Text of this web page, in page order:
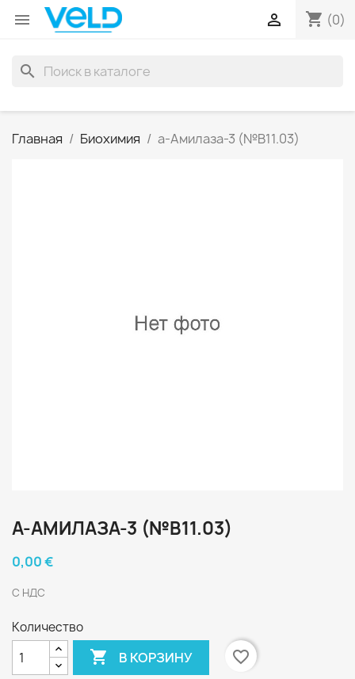
 shopping_cart (0)

search
Главная Биохимия a-Амилаза-3 (№В11.03)
A-АМИЛАЗА-3 (№В11.03)
0,00 €
С НДС
Количество
 В КОРЗИНУ
favorite_border